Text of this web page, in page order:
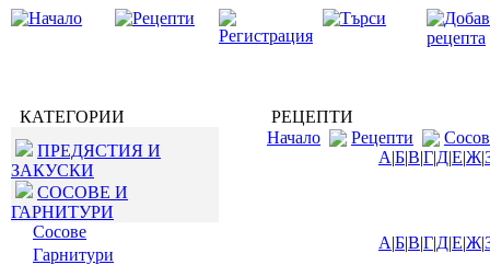
КАТЕГОРИИ
ПРЕДЯСТИЯ И
ЗАКУСКИ
СОСОВЕ И
ГАРНИТУРИ
Сосове
Гарнитури
РЕЦЕПТИ
Начало
Рецепти
А|Б|В|Г|Д|Е|Ж|
А|Б|В|Г|Д|Е|Ж|